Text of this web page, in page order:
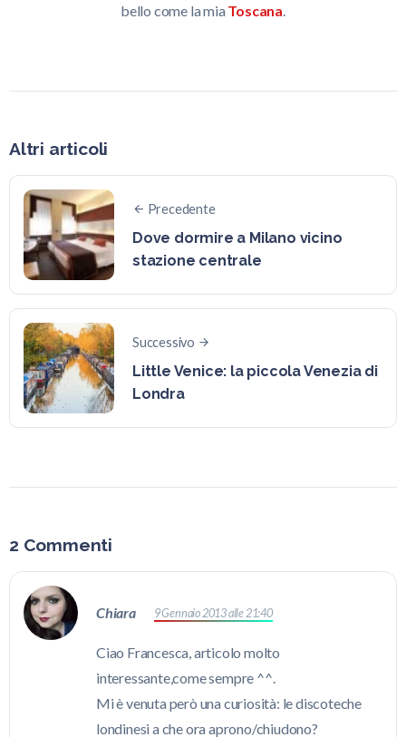
bello come la mia Toscana.
Altri articoli
Precedente
Dove dormire a Milano vicino
stazione centrale
Successivo
Little Venice: la piccola Venezia di
Londra
2 Commenti
Chiara 9 Gennaio 2013 alle 21:40
Ciao Francesca, articolo molto
interessante,come sempre ^^.
Mi è venuta però una curiosità: le discoteche
londinesi a che ora aprono/chiudono?